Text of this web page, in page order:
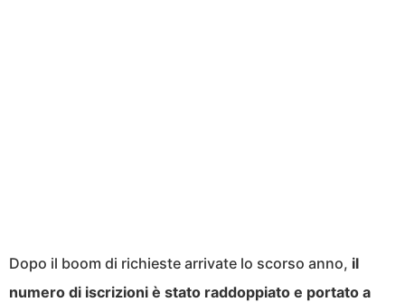
Dopo il boom di richieste arrivate lo scorso anno, il
numero di iscrizioni è stato raddoppiato e portato a